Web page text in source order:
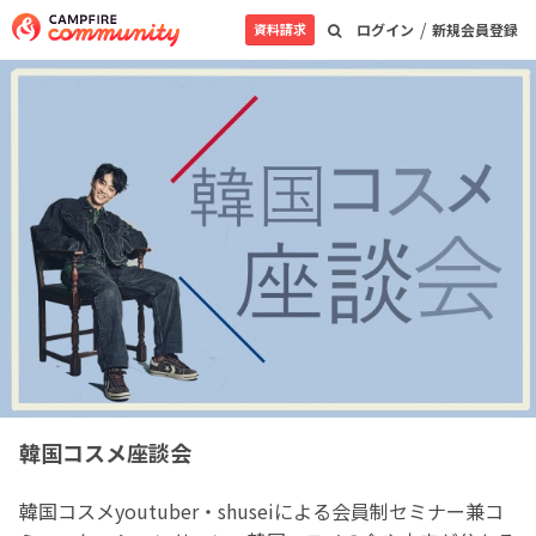
ログイン / 新規会員登録
資料請求
韓国コスメ座談会
韓国コスメyoutuber・shuseiによる会員制セミナー兼コ